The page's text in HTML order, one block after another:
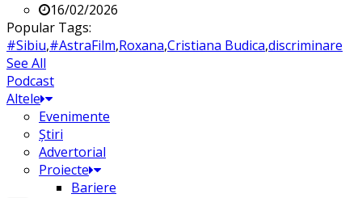
16/02/2026
Popular Tags:
#Sibiu,#AstraFilm,Roxana,Cristiana Budica,discriminare
See All
Podcast
Altele
Evenimente
Știri
Advertorial
Proiecte
Bariere